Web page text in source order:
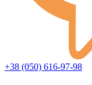
+38 (050) 616-97-98